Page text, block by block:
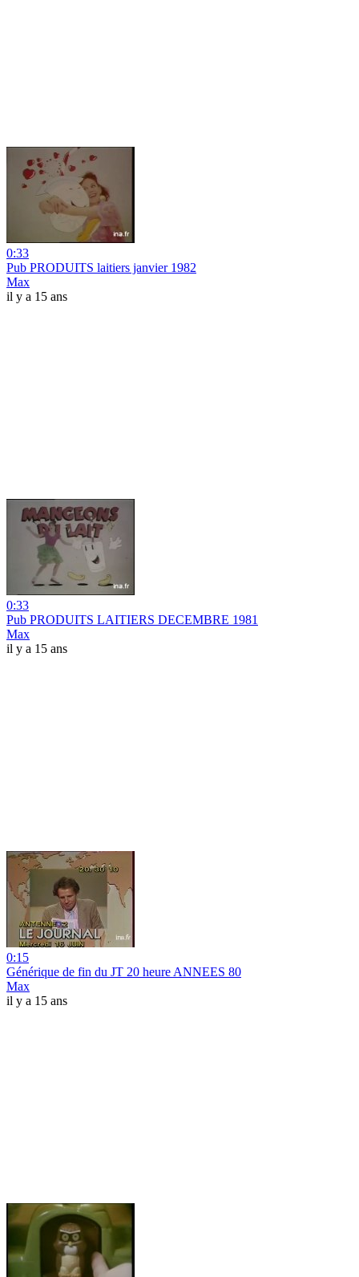
0:33
Pub PRODUITS laitiers janvier 1982
Max
il y a 15 ans
0:33
Pub PRODUITS LAITIERS DECEMBRE 1981
Max
il y a 15 ans
0:15
Générique de fin du JT 20 heure ANNEES 80
Max
il y a 15 ans